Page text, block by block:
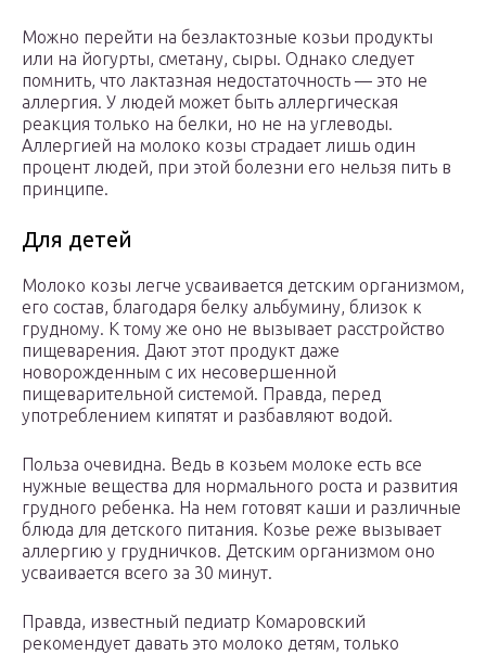
Можно перейти на безлактозные козьи продукты
или на йогурты, сметану, сыры. Однако следует
помнить, что лактазная недостаточность — это не
аллергия. У людей может быть аллергическая
реакция только на белки, но не на углеводы.
Аллергией на молоко козы страдает лишь один
процент людей, при этой болезни его нельзя пить в
принципе.
Для детей
Молоко козы легче усваивается детским организмом,
его состав, благодаря белку альбумину, близок к
грудному. К тому же оно не вызывает расстройство
пищеварения. Дают этот продукт даже
новорожденным с их несовершенной
пищеварительной системой. Правда, перед
употреблением кипятят и разбавляют водой.
Польза очевидна. Ведь в козьем молоке есть все
нужные вещества для нормального роста и развития
грудного ребенка. На нем готовят каши и различные
блюда для детского питания. Козье реже вызывает
аллергию у грудничков. Детским организмом оно
усваивается всего за 30 минут.
Правда, известный педиатр Комаровский
рекомендует давать это молоко детям, только